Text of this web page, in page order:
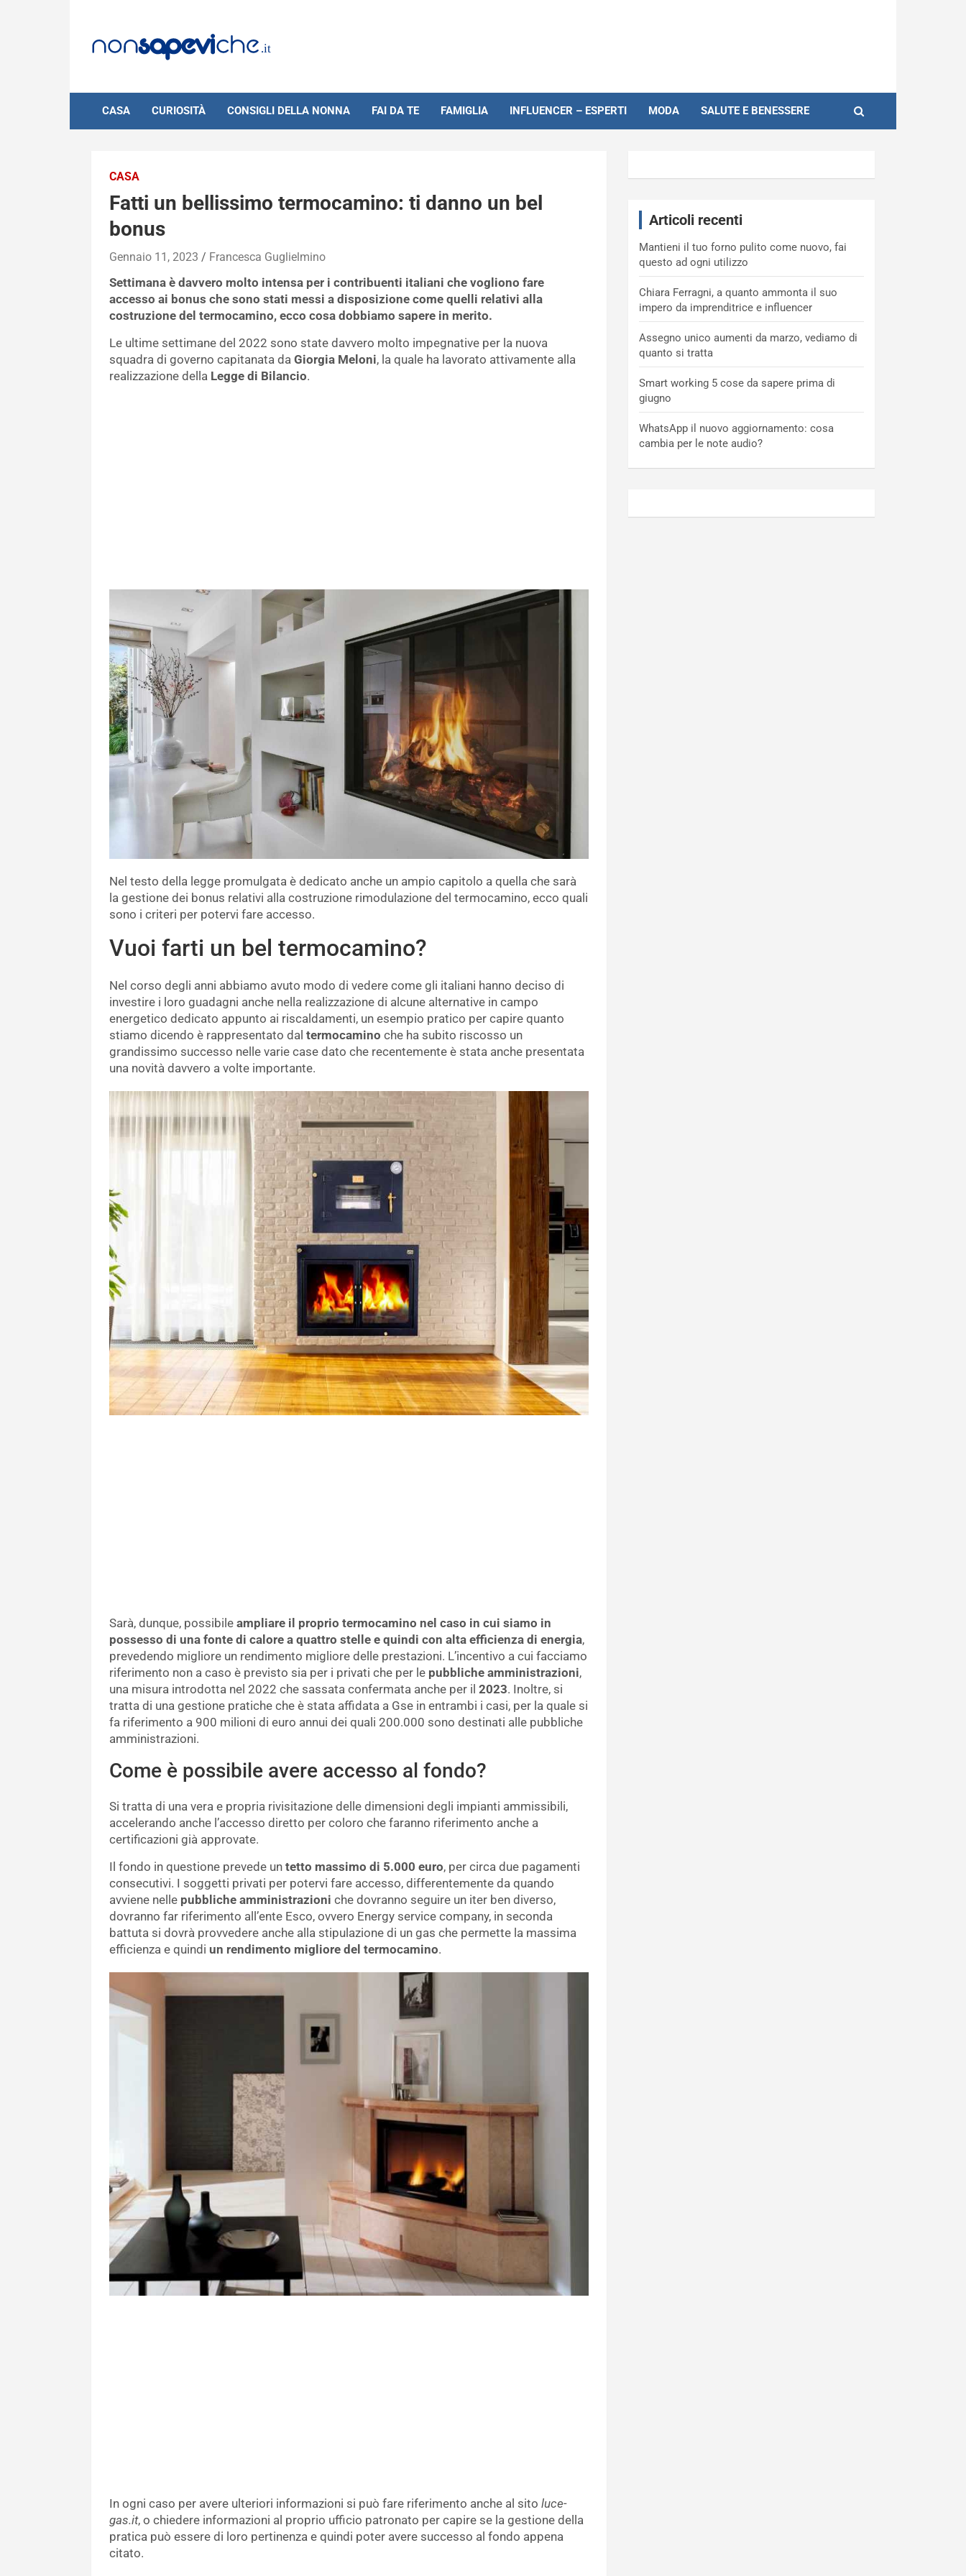
content
CASA CURIOSITÀ CONSIGLI DELLA NONNA FAI DA TE FAMIGLIA INFLUENCER – ESPERTI MODA SALUTE E BENESSERE
CASA
Fatti un bellissimo termocamino: ti danno un bel
bonus
Gennaio 11, 2023 Francesca Guglielmino
Settimana è davvero molto intensa per i contribuenti italiani che vogliono fare
accesso ai bonus che sono stati messi a disposizione come quelli relativi alla
costruzione del termocamino, ecco cosa dobbiamo sapere in merito.
Le ultime settimane del 2022 sono state davvero molto impegnative per la nuova
squadra di governo capitanata da Giorgia Meloni, la quale ha lavorato attivamente alla
realizzazione della Legge di Bilancio.
Nel testo della legge promulgata è dedicato anche un ampio capitolo a quella che sarà
la gestione dei bonus relativi alla costruzione rimodulazione del termocamino, ecco quali
sono i criteri per potervi fare accesso.
Vuoi farti un bel termocamino?
Nel corso degli anni abbiamo avuto modo di vedere come gli italiani hanno deciso di
investire i loro guadagni anche nella realizzazione di alcune alternative in campo
energetico dedicato appunto ai riscaldamenti, un esempio pratico per capire quanto
stiamo dicendo è rappresentato dal termocamino che ha subito riscosso un
grandissimo successo nelle varie case dato che recentemente è stata anche presentata
una novità davvero a volte importante.
Sarà, dunque, possibile ampliare il proprio termocamino nel caso in cui siamo in
possesso di una fonte di calore a quattro stelle e quindi con alta efficienza di energia,
prevedendo migliore un rendimento migliore delle prestazioni. L’incentivo a cui facciamo
riferimento non a caso è previsto sia per i privati che per le pubbliche amministrazioni,
una misura introdotta nel 2022 che sassata confermata anche per il 2023. Inoltre, si
tratta di una gestione pratiche che è stata affidata a Gse in entrambi i casi, per la quale si
fa riferimento a 900 milioni di euro annui dei quali 200.000 sono destinati alle pubbliche
amministrazioni.
Come è possibile avere accesso al fondo?
Si tratta di una vera e propria rivisitazione delle dimensioni degli impianti ammissibili,
accelerando anche l’accesso diretto per coloro che faranno riferimento anche a
certificazioni già approvate.
Il fondo in questione prevede un tetto massimo di 5.000 euro, per circa due pagamenti
consecutivi. I soggetti privati per potervi fare accesso, differentemente da quando
avviene nelle pubbliche amministrazioni che dovranno seguire un iter ben diverso,
dovranno far riferimento all’ente Esco, ovvero Energy service company, in seconda
battuta si dovrà provvedere anche alla stipulazione di un gas che permette la massima
efficienza e quindi un rendimento migliore del termocamino.
In ogni caso per avere ulteriori informazioni si può fare riferimento anche al sito luce-
gas.it, o chiedere informazioni al proprio ufficio patronato per capire se la gestione della
pratica può essere di loro pertinenza e quindi poter avere successo al fondo appena
citato.
Articoli recenti
Mantieni il tuo forno pulito come nuovo, fai
questo ad ogni utilizzo
Chiara Ferragni, a quanto ammonta il suo
impero da imprenditrice e influencer
Assegno unico aumenti da marzo, vediamo di
quanto si tratta
Smart working 5 cose da sapere prima di
giugno
WhatsApp il nuovo aggiornamento: cosa
cambia per le note audio?